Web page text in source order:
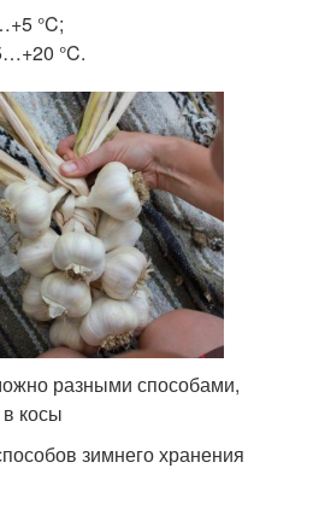
°C;
°C.
разными способами,
косы
зимнего хранения